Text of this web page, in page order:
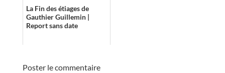
La Fin des étiages de
Gauthier Guillemin |
Report sans date
Poster le commentaire